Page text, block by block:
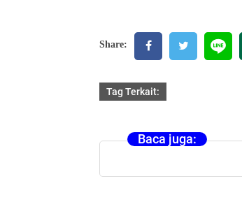
Share:
Tag Terkait:
Baca juga: